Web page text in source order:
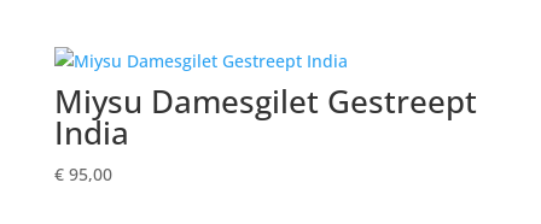
Miysu Damesgilet Gestreept
India
€95,00